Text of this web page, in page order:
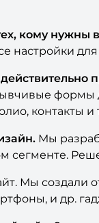
кому нужны
настройки
формы
контакты и
Мы
сегменте.
Мы создали
и др.